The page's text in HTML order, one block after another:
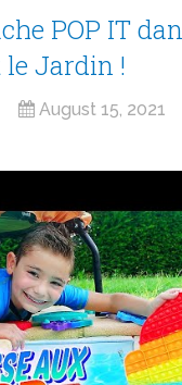
POP IT
le Jardin !
August 15, 2021